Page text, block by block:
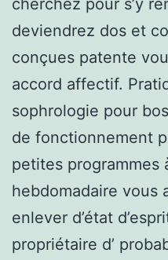
deviendrez dos et
conçues patente
accord affectif.
sophrologie pour
de fonctionnement
petites programmes
hebdomadaire vous
enlever d’état
propriétaire d’